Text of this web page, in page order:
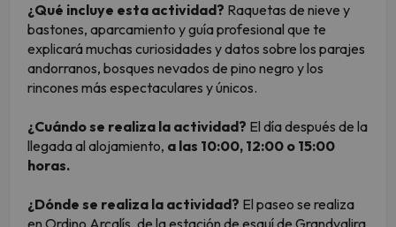
¿Qué incluye esta actividad? Raquetas de nieve y
bastones, aparcamiento y guía profesional que te
explicará muchas curiosidades y datos sobre los parajes
andorranos, bosques nevados de pino negro y los
rincones más espectaculares y únicos.
¿Cuándo se realiza la actividad? El día después de la
llegada al alojamiento, a las 10:00, 12:00 o 15:00
horas.
¿Dónde se realiza la actividad? El paseo se realiza